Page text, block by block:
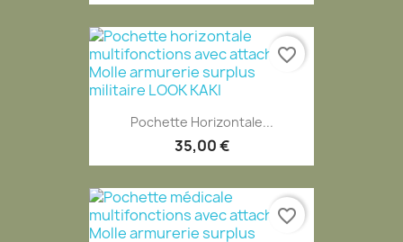
Pochette Horizontale...
35,00 €
favorite_border
favorite_border